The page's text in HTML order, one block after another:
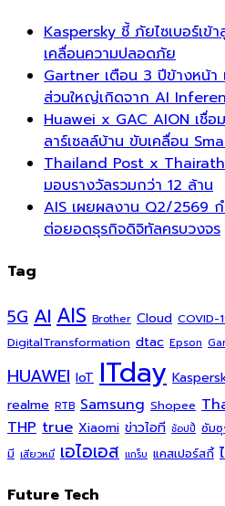
Kaspersky ชี้ ภัยไซเบอร์เ
เคลื่อนความปลอดภัย
Gartner เตือน 3 ปีข้างหน้า
ส่วนใหญ่เกิดจาก AI
Huawei x GAC AION เชื่อ
ลาร์เซลล์บ้าน ขับเคลื่อน
Thailand Post x
มอบรางวัลรวมกว่า 12 ล้าน
AIS เผยผลงาน Q2/2569
ต่อยอดธุรกิจดิจิทัลครบวงจร
Tag
5G AI AIS Brother Cloud COVID-
DigitalTransformation dtac Epson
HUAWEI IoT ITday
realme RTB Samsung Shopee
THP true Xiaomi ข่าวไอที ช้อปปี้ ซัม
มี เสียวหมี่ เอไอเอส แกร็บ แคสเปอร์สกี้
Future Tech